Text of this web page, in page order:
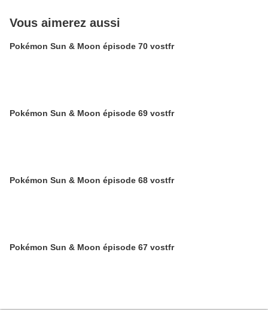
Vous aimerez aussi
Pokémon Sun & Moon épisode 70 vostfr
Pokémon Sun & Moon épisode 69 vostfr
Pokémon Sun & Moon épisode 68 vostfr
Pokémon Sun & Moon épisode 67 vostfr